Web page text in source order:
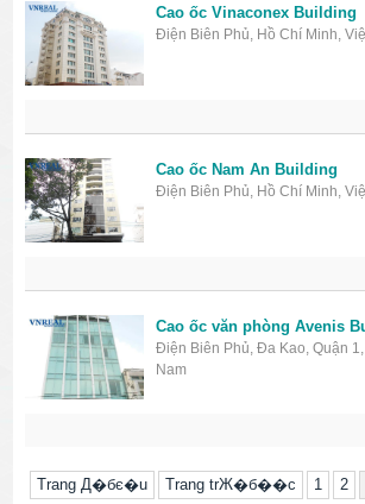
Cao ốc Vinaconex Building
Điện Biên Phủ, Hồ Chí Minh,
Cao ốc Nam An Building
Điện Biên Phủ, Hồ Chí Minh,
Cao ốc văn phòng Avenis
Điện Biên Phủ, Đa Kao, Quận
Nam
Trang Д�бє�u Trang trЖ�б��c 1 2